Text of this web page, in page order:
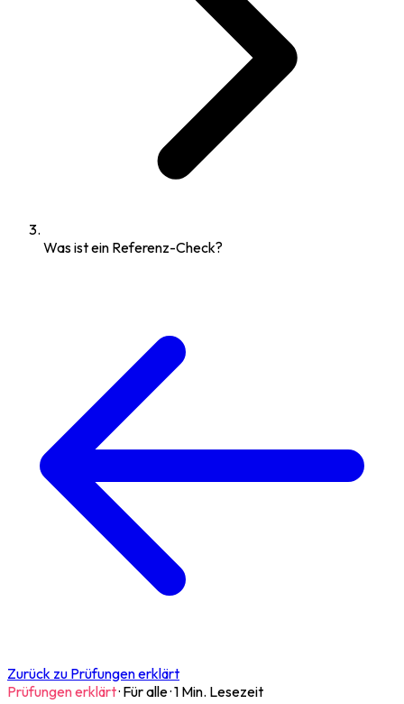
Was ist ein Referenz-Check?
Zurück zu Prüfungen erklärt
Prüfungen erklärt· Für alle·1 Min. Lesezeit